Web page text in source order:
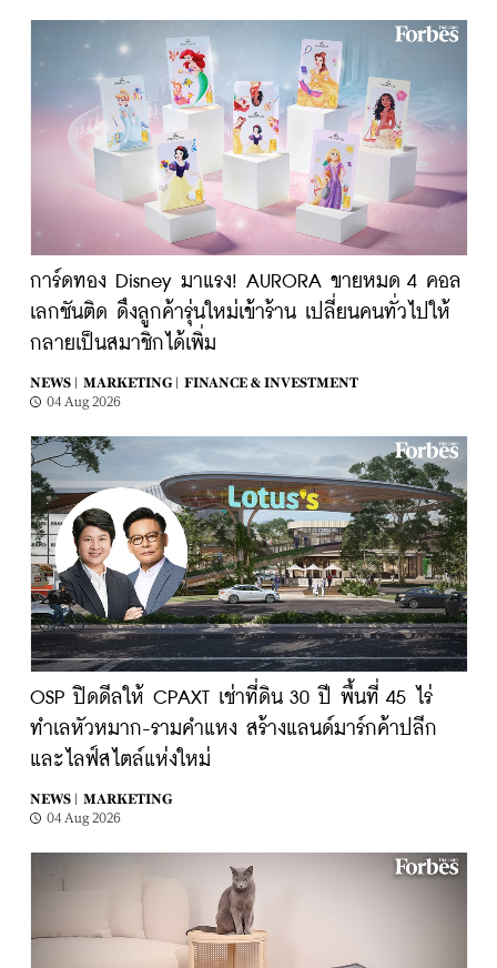
การ์ดทอง Disney มาแรง! AURORA ขายหมด 4 คอล
เลกชันติด ดึงลูกค้ารุ่นใหม่เข้าร้าน เปลี่ยนคนทั่วไปให้
กลายเป็นสมาชิกได้เพิ่ม
NEWS | MARKETING |
FINANCE & INVESTMENT
04 Aug 2026
OSP ปิดดีลให้ CPAXT เช่าที่ดิน 30 ปี พื้นที่ 45 ไร่
ทำเลหัวหมาก-รามคำแหง สร้างแลนด์มาร์กค้าปลีก
และไลฟ์สไตล์แห่งใหม่
NEWS |
MARKETING
04 Aug 2026